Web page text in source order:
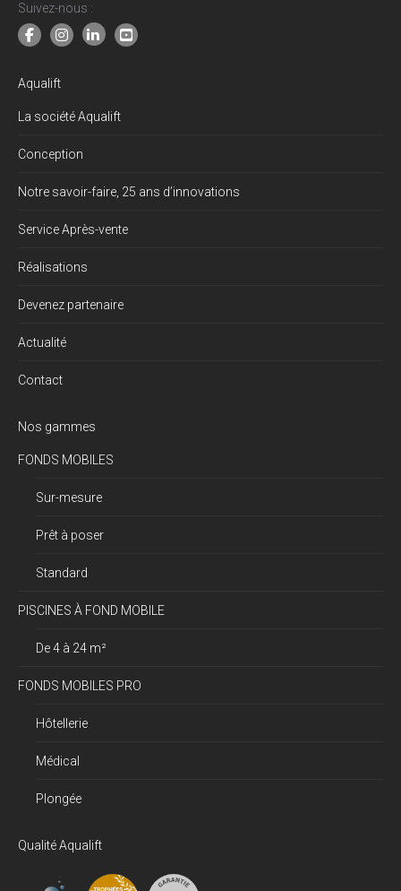
Suivez-nous :
Aqualift
La société Aqualift
Conception
Notre savoir-faire, 25 ans d’innovations
Service Après-vente
Réalisations
Devenez partenaire
Actualité
Contact
Nos gammes
FONDS MOBILES
Sur-mesure
Prêt à poser
Standard
PISCINES À FOND MOBILE
De 4 à 24 m²
FONDS MOBILES PRO
Hôtellerie
Médical
Plongée
Qualité Aqualift